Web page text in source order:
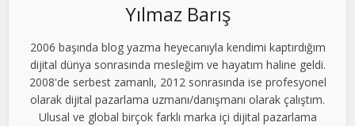
Yılmaz Barış
2006 başında blog yazma heyecanıyla kendimi kaptırdığım
dijital dünya sonrasında mesleğim ve hayatım haline geldi.
2008'de serbest zamanlı, 2012 sonrasında ise profesyonel
olarak dijital pazarlama uzmanı/danışmanı olarak çalıştım.
Ulusal ve global birçok farklı marka içi dijital pazarlama